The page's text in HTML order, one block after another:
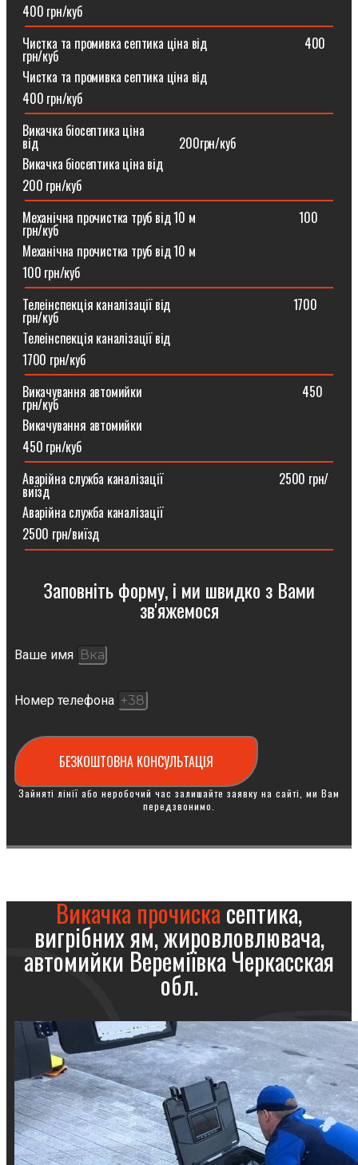
400 грн/куб
Чистка та промивка септика ціна від ⠀⠀⠀⠀⠀⠀⠀⠀⠀⠀400
грн/куб
Чистка та промивка септика ціна від
400 грн/куб
Викачка біосептика ціна
від⠀⠀⠀⠀⠀⠀⠀⠀⠀⠀⠀⠀⠀⠀⠀200грн/куб
Викачка біосептика ціна від
200 грн/куб
Механічна прочистка труб від 10 м⠀⠀⠀⠀⠀⠀⠀⠀⠀⠀⠀100
грн/куб
Механічна прочистка труб від 10 м
100 грн/куб
Телеінспекція каналізації від⠀⠀⠀⠀⠀⠀⠀⠀⠀⠀⠀⠀⠀1700
грн/куб
Телеінспекція каналізації від
1700 грн/куб
Викачування автомийки⠀⠀⠀⠀⠀⠀⠀⠀⠀⠀⠀⠀⠀⠀⠀⠀⠀450
грн/куб
Викачування автомийки
450 грн/куб
Аварійна служба каналізації ⠀⠀⠀⠀⠀⠀⠀⠀⠀⠀⠀⠀2500 грн/
виїзд
Аварійна служба каналізації
2500 грн/виїзд
Заповніть форму, і ми швидко з Вами
зв'яжемося
Ваше имя
Номер телефона
БЕЗКОШТОВНА КОНСУЛЬТАЦІЯ
Зайняті лінії або неробочий час залишайте заявку на сайті, ми Вам
передзвонимо.
Викачка прочискасептика,
вигрібних ям, жировловлювача,
автомийки Вереміївка Черкасская
обл.